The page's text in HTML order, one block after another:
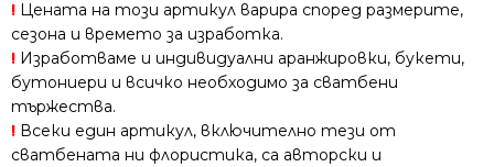
! Цената на този артикул варира според размерите,
сезона и времето за изработка.
! Изработваме и индивидуални аранжировки, букети,
бутониери и всичко необходимо за сватбени
тържества.
! Всеки един артикул, включително тези от
сватбената ни флористика, са авторски и